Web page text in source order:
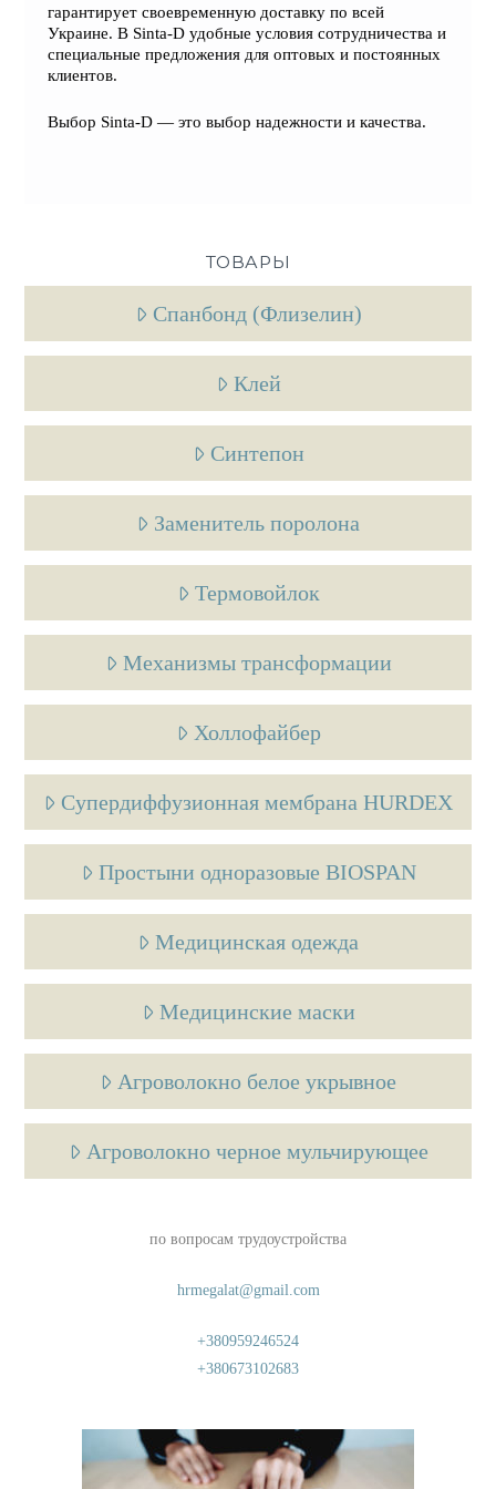
гарантирует своевременную доставку по всей
Украине. В Sinta-D удобные условия сотрудничества и
специальные предложения для оптовых и постоянных
клиентов.
Выбор Sinta-D — это выбор надежности и качества.
ТОВАРЫ
Спанбонд (Флизелин)
Клей
Синтепон
Заменитель поролона
Термовойлок
Механизмы трансформации
Холлофайбер
Супердиффузионная мембрана HURDEX
Простыни одноразовые BIOSPAN
Медицинская одежда
Медицинские маски
Агроволокно белое укрывное
Агроволокно черное мульчирующее
по вопросам трудоустройства
hrmegalat@gmail.com
+380959246524
+380673102683